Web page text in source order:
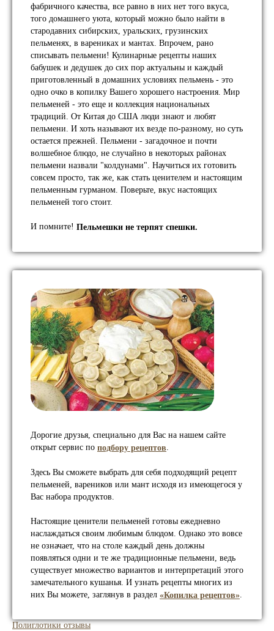
фабричного качества, все равно в них нет того вкуса,
того домашнего уюта, который можно было найти в
стародавних сибирских, уральских, грузинских
пельменях, в варениках и мантах. Впрочем, рано
списывать пельмени! Кулинарные рецепты наших
бабушек и дедушек до сих пор актуальны и каждый
приготовленный в домашних условиях пельмень - это
одно очко в копилку Вашего хорошего настроения. Мир
пельменей - это еще и коллекция национальных
традиций. От Китая до США люди знают и любят
пельмени. И хоть называют их везде по-разному, но суть
остается прежней. Пельмени - загадочное и почти
волшебное блюдо, не случайно в некоторых районах
пельмени назвали "колдунами". Научиться их готовить
совсем просто, так же, как стать ценителем и настоящим
пельменным гурманом. Поверьте, вкус настоящих
пельменей того стоит.
И помните! Пельмешки не терпят спешки.
Дорогие друзья, специально для Вас на нашем сайте
открыт сервис по подбору рецептов
Здесь Вы сможете выбрать для себя подходящий рецепт
пельменей, вареников или мант исходя из имеющегося у
Вас набора продуктов.
Настоящие ценители пельменей готовы ежедневно
наслаждаться своим любимым блюдом. Однако это вовсе
не означает, что на столе каждый день должны
появляться одни и те же традиционные пельмени, ведь
существует множество вариантов и интерпретаций этого
замечательного кушанья. И узнать рецепты многих из
них Вы можете, заглянув в раздел «Копилка рецептов»
Полиглотики отзывы